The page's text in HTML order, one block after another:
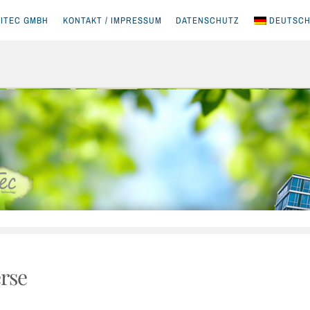
GMBH KONTAKT / IMPRESSUM DATENSCHUTZ DEUTSCH